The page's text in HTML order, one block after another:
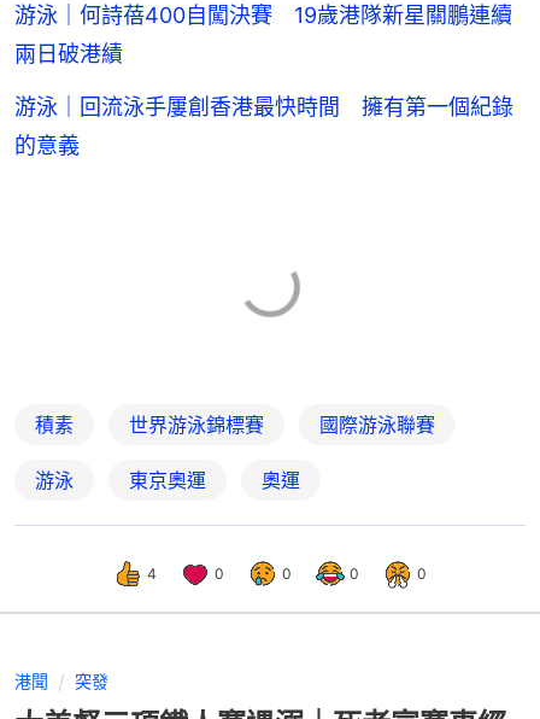
游泳｜何詩蓓400自闖決賽 19歲港隊新星關鵬連續
兩日破港績
游泳｜回流泳手屢創香港最快時間 擁有第一個紀錄
的意義
積素 世界游泳錦標賽 國際游泳聯賽
游泳 東京奧運 奧運
4 0 0 0 0
港聞 突發